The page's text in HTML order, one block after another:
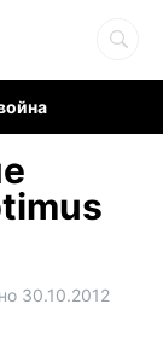
30.10.2012